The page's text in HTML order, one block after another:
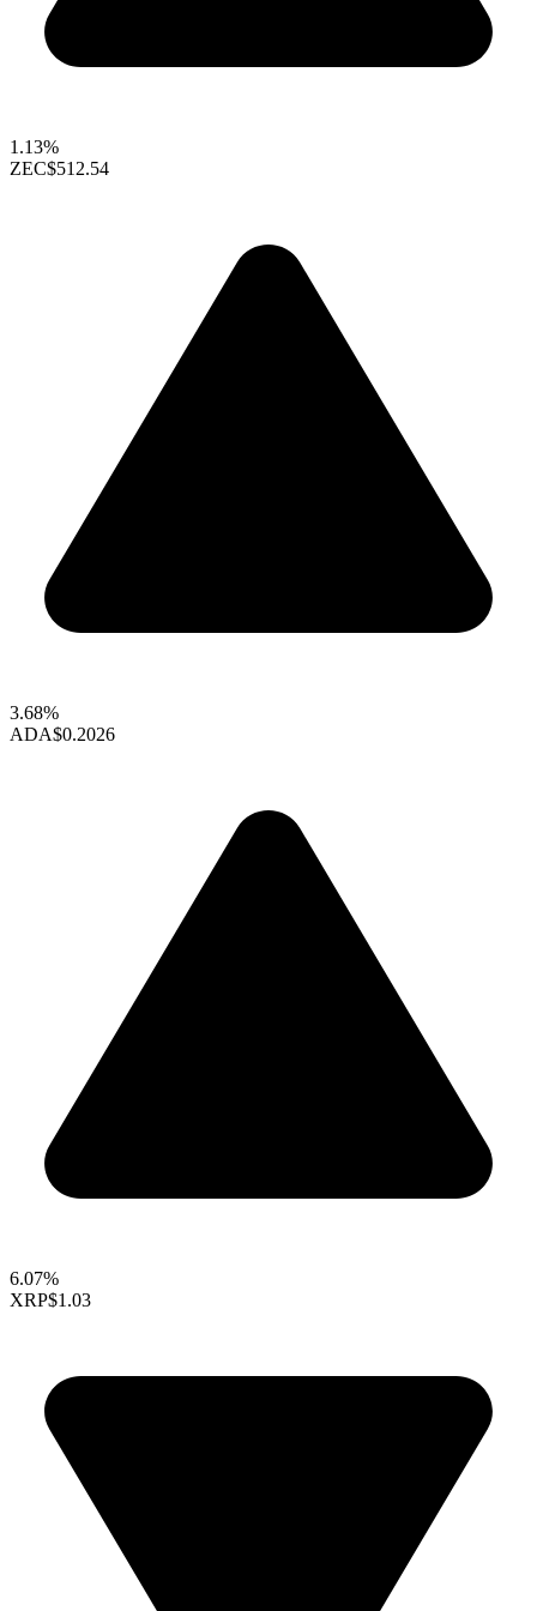
1.13%
ZEC$512.54
3.68%
ADA$0.2026
6.07%
XRP$1.03